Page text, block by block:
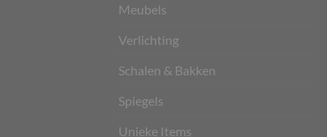
Meubels
Verlichting
Schalen & Bakken
Spiegels
Unieke Items